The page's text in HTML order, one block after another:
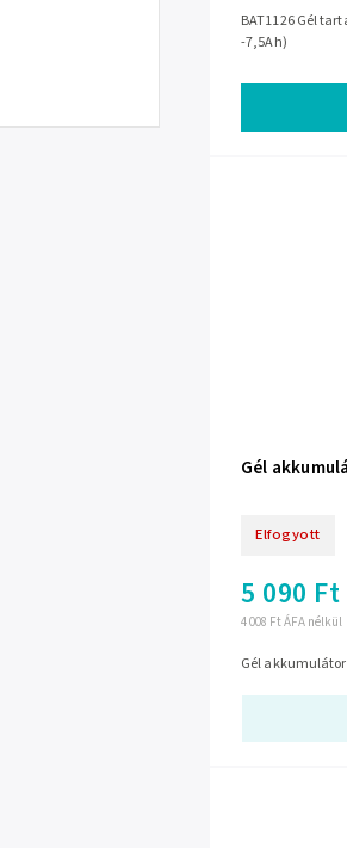
BAT1126 Gél
-7,5Ah)
Gél
Elfogyott
4 008 Ft ÁFA nélkül
5 090 Ft
Gél akkumulátor